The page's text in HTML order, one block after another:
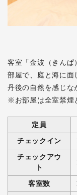
客室「金波（きんぱ
部屋で、庭と海に面
丹後の自然を感じな
※お部屋は全室禁煙
定員
チェックイン
チェックアウ
ト
客室数